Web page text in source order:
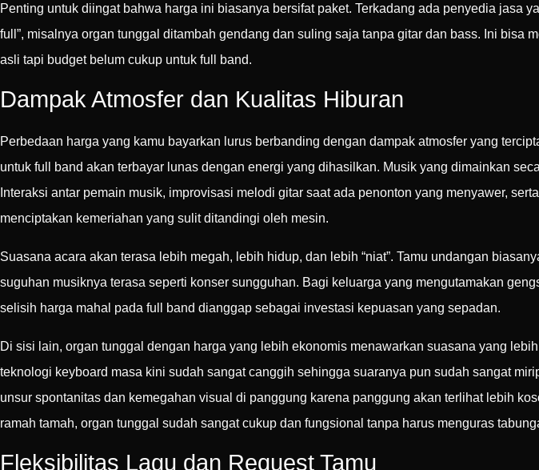
Penting untuk diingat bahwa harga ini biasanya bersifat paket. Terkadang ada penyedia jasa
full”, misalnya organ tunggal ditambah gendang dan suling saja tanpa gitar dan bass. Ini bisa
asli tapi budget belum cukup untuk full band.
Dampak Atmosfer dan Kualitas Hiburan
Perbedaan harga yang kamu bayarkan lurus berbanding dengan dampak atmosfer yang
untuk full band akan terbayar lunas dengan energi yang dihasilkan. Musik yang dimainkan
Interaksi antar pemain musik, improvisasi melodi gitar saat ada penonton yang menyawer,
menciptakan kemeriahan yang sulit ditandingi oleh mesin.
Suasana acara akan terasa lebih megah, lebih hidup, dan lebih “niat”. Tamu undangan
suguhan musiknya terasa seperti konser sungguhan. Bagi keluarga yang mengutamakan
selisih harga mahal pada full band dianggap sebagai investasi kepuasan yang sepadan.
Di sisi lain, organ tunggal dengan harga yang lebih ekonomis menawarkan suasana yang
teknologi keyboard masa kini sudah sangat canggih sehingga suaranya pun sudah sangat
unsur spontanitas dan kemegahan visual di panggung karena panggung akan terlihat lebih
ramah tamah, organ tunggal sudah sangat cukup dan fungsional tanpa harus menguras
Fleksibilitas Lagu dan Request Tamu